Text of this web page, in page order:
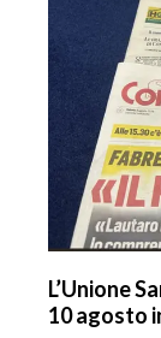
L’Unione
10 agosto